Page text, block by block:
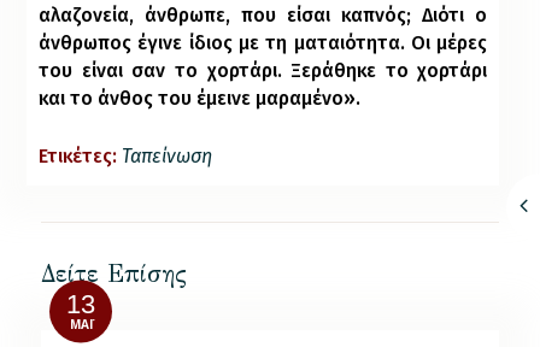
αλαζονεία, άνθρωπε, που είσαι καπνός; Διότι ο
άνθρωπος έγινε ίδιος με τη ματαιότητα. Οι μέρες
του είναι σαν το χορτάρι. Ξεράθηκε το χορτάρι
και το άνθος του έμεινε μαραμένο».
Ετικέτες: Ταπείνωση
Δείτε Επίσης
13
ΜΆΙ